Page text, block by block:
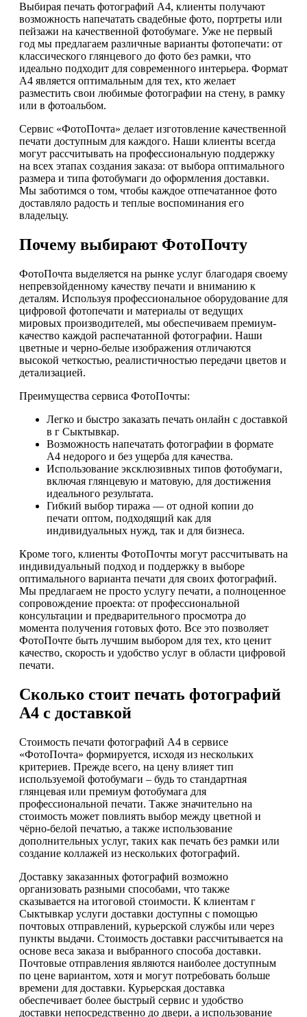
Выбирая печать фотографий А4, клиенты получают
возможность напечатать свадебные фото, портреты или
пейзажи на качественной фотобумаге. Уже не первый
год мы предлагаем различные варианты фотопечати: от
классического глянцевого до фото без рамки, что
идеально подходит для современного интерьера. Формат
А4 является оптимальным для тех, кто желает
разместить свои любимые фотографии на стену, в рамку
или в фотоальбом.
Сервис «ФотоПочта» делает изготовление качественной
печати доступным для каждого. Наши клиенты всегда
могут рассчитывать на профессиональную поддержку
на всех этапах создания заказа: от выбора оптимального
размера и типа фотобумаги до оформления доставки.
Мы заботимся о том, чтобы каждое отпечатанное фото
доставляло радость и теплые воспоминания его
владельцу.
Почему выбирают ФотоПочту
ФотоПочта выделяется на рынке услуг благодаря своему
непревзойденному качеству печати и вниманию к
деталям. Используя профессиональное оборудование для
цифровой фотопечати и материалы от ведущих
мировых производителей, мы обеспечиваем премиум-
качество каждой распечатанной фотографии. Наши
цветные и черно-белые изображения отличаются
высокой четкостью, реалистичностью передачи цветов и
детализацией.
Преимущества сервиса ФотоПочты:
Легко и быстро заказать печать онлайн с доставкой
в г Сыктывкар.
Возможность напечатать фотографии в формате
А4 недорого и без ущерба для качества.
Использование эксклюзивных типов фотобумаги,
включая глянцевую и матовую, для достижения
идеального результата.
Гибкий выбор тиража — от одной копии до
печати оптом, подходящий как для
индивидуальных нужд, так и для бизнеса.
Кроме того, клиенты ФотоПочты могут рассчитывать на
индивидуальный подход и поддержку в выборе
оптимального варианта печати для своих фотографий.
Мы предлагаем не просто услугу печати, а полноценное
сопровождение проекта: от профессиональной
консультации и предварительного просмотра до
момента получения готовых фото. Все это позволяет
ФотоПочте быть лучшим выбором для тех, кто ценит
качество, скорость и удобство услуг в области цифровой
печати.
Сколько стоит печать фотографий
А4 с доставкой
Стоимость печати фотографий А4 в сервисе
«ФотоПочта» формируется, исходя из нескольких
критериев. Прежде всего, на цену влияет тип
используемой фотобумаги – будь то стандартная
глянцевая или премиум фотобумага для
профессиональной печати. Также значительно на
стоимость может повлиять выбор между цветной и
чёрно-белой печатью, а также использование
дополнительных услуг, таких как печать без рамки или
создание коллажей из нескольких фотографий.
Доставку заказанных фотографий возможно
организовать разными способами, что также
сказывается на итоговой стоимости. К клиентам г
Сыктывкар услуги доставки доступны с помощью
почтовых отправлений, курьерской службы или через
пункты выдачи. Стоимость доставки рассчитывается на
основе веса заказа и выбранного способа доставки.
Почтовые отправления являются наиболее доступным
по цене вариантом, хотя и могут потребовать больше
времени для доставки. Курьерская доставка
обеспечивает более быстрый сервис и удобство
доставки непосредственно до двери, а использование